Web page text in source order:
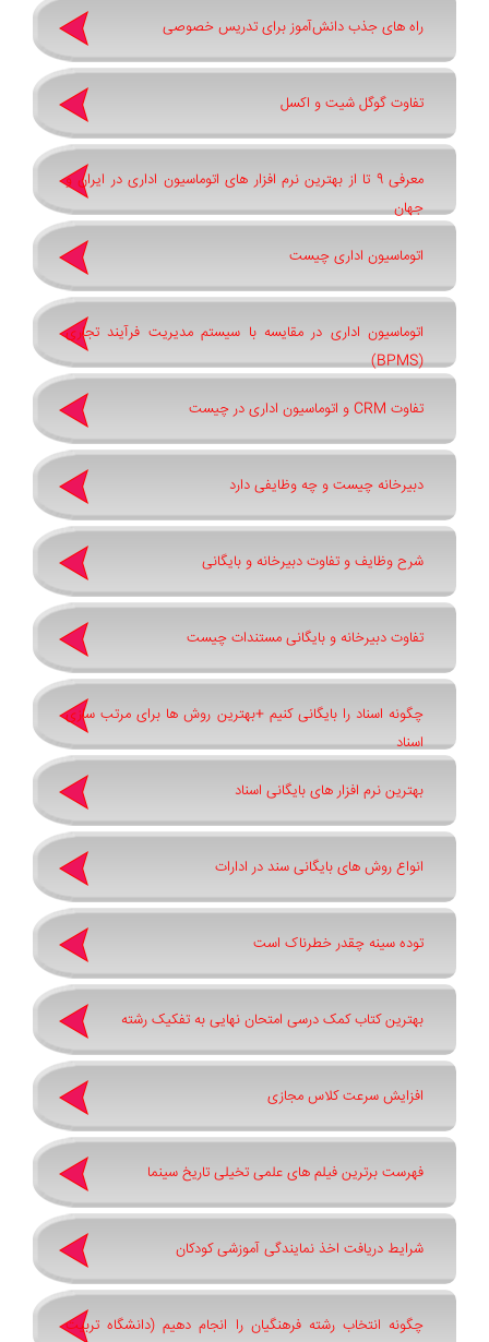
راه های جذب دانش‌آموز برای تدریس خصوصی
تفاوت گوگل شیت و اکسل
معرفی 9 تا از بهترین نرم افزار های اتوماسیون اداری در ایران و
جهان
اتوماسیون اداری چیست
اتوماسیون اداری در مقایسه با سیستم مدیریت فرآیند تجاری
(BPMS)
تفاوت CRM و اتوماسیون اداری در چیست
دبیرخانه چیست و چه وظایفی دارد
شرح وظایف و تفاوت دبیرخانه و بایگانی
تفاوت دبیرخانه و بایگانی مستندات چیست
چگونه اسناد را بایگانی کنیم +بهترین روش ‌ها برای مرتب ‌سازی
اسناد
بهترین نرم ‌افزار های بایگانی اسناد
انواع روش های بایگانی سند در ادارات
توده سینه چقدر خطرناک است
بهترین کتاب کمک درسی امتحان نهایی به تفکیک رشته
افزایش سرعت کلاس مجازی
فهرست برترین فیلم های علمی تخیلی تاریخ سینما
شرایط دریافت اخذ نمایندگی آموزشی کودکان
چگونه انتخاب رشته فرهنگیان را انجام دهیم (دانشگاه تربیت